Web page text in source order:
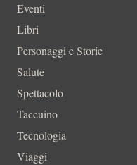
Eventi
Libri
Personaggi e Storie
Salute
Spettacolo
Taccuino
Tecnologia
Viaggi